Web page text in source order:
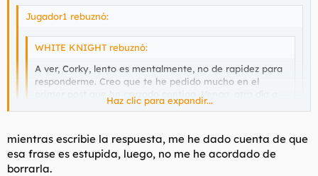
Jugador1 rebuznó:
WHITE KNIGHT rebuznó:
A ver, Corky, lento es mentalmente, no de rapidez para
responderme. Creo que te he pedido mucho en el
ver si consigues llegar al nivel 2.
Haz clic para expandir...
Ud. es tonto o que le pasa.Soy lento cuando me interesa .
Corky... ejem... sin cometarios... Corky lo utiliza mi sobrino
cuando va al colegio con su pandilla...
Haz clic para expandir...
mientras escribie la respuesta, me he dado cuenta de que
esa frase es estupida, luego, no me he acordado de
borrarla.